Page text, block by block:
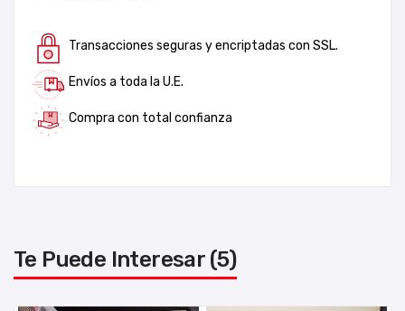
Transacciones seguras y encriptadas con SSL.
Envíos a toda la U.E.
Compra con total confianza
Te Puede Interesar (5)